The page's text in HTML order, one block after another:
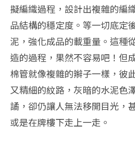
擬編織過程，設計出複雜的編
品結構的穩定度。等一切底定
泥，強化成品的載重量。這種
造的過程，果然不容易吧！但
棉管就像複雜的辮子一樣，彼
又精細的紋路，灰暗的水泥色
譎，卻仍讓人無法移開目光，
或是在牌樓下走上一走。